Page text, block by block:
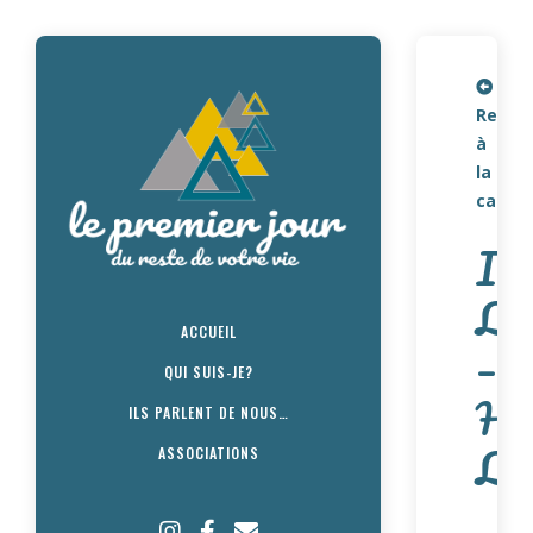
ACCUEIL
QUI SUIS-JE?
ILS PARLENT DE NOUS…
ASSOCIATIONS
Retour
à
la
carte
–